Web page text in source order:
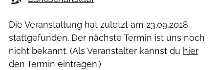
Die Veranstaltung hat zuletzt am 23.09.2018
stattgefunden. Der nächste Termin ist uns noch
nicht bekannt. (Als Veranstalter kannst du hier
den Termin eintragen.)